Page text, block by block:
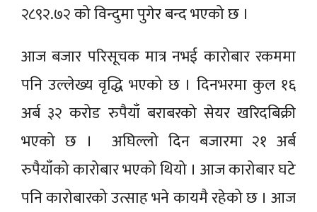
२८९२.७२ को विन्दुमा पुगेर बन्द भएको छ ।
आज बजार परिसूचक मात्र नभई कारोबार रकममा
पनि उल्लेख्य वृद्धि भएको छ । दिनभरमा कुल १६
अर्ब ३२ करोड रुपैयाँ बराबरको सेयर खरिदबिक्री
भएको छ । अघिल्लो दिन बजारमा २१ अर्ब
रुपैयाँको कारोबार भएको थियो । आज कारोबार घटे
पनि कारोबारको उत्साह भने कायमै रहेको छ । आज